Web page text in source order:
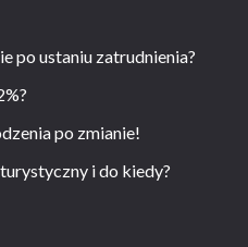
po ustaniu zatrudnienia?
po zmianie!
i do kiedy?